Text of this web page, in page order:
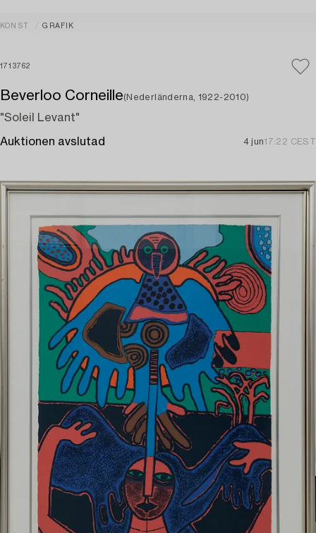
KONST GRAFIK
1713762
Beverloo Corneille(Nederländerna, 1922-2010)
"Soleil Levant"
Auktionen avslutad 4 jun17:22 CEST